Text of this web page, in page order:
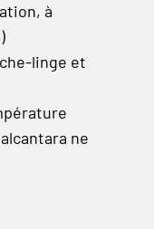
à
linge et
ne